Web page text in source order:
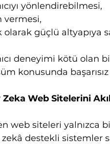
yönlendirebilmesi,
vermesi,
olarak güçlü altyapıya
deneyimi kötü olan
konusunda
Zeka Web Sitelerini
web siteleri yalnızca
destekli sistemler